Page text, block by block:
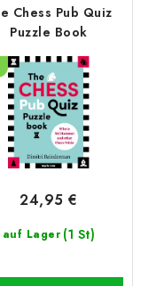
Chess Pub Quiz
Puzzle Book
auf Lager (1 St)
24,95 €